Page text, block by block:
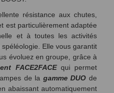
résistance aux chutes,
est particulièrement adaptée
et à toutes les activités
Elle vous garantit
évoluez en groupe, grâce à
FACE2FACEqui permet
de la gamme DUO de
abaissant automatiquement